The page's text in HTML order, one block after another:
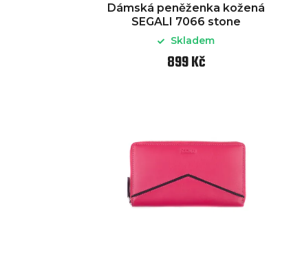
Dámská peněženka kožená
SEGALI 7066 stone
Skladem
899 Kč